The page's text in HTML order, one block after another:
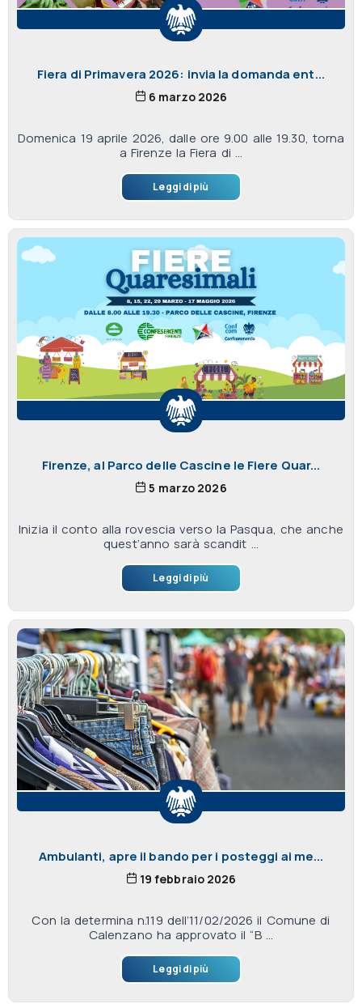
Fiera di Primavera 2026: invia la domanda ent...
6 marzo 2026
Domenica 19 aprile 2026, dalle ore 9.00 alle 19.30, torna
a Firenze la Fiera di ...
Leggi di più
Firenze, al Parco delle Cascine le Fiere Quar...
5 marzo 2026
Inizia il conto alla rovescia verso la Pasqua, che anche
quest’anno sarà scandit ...
Leggi di più
Ambulanti, apre il bando per i posteggi ai me...
19 febbraio 2026
Con la determina n.119 dell’11/02/2026 il Comune di
Calenzano ha approvato il “B ...
Leggi di più